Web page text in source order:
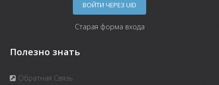
ВОЙТИ ЧЕРЕЗ UID
Старая форма входа
Полезно знать
Обратная Связь